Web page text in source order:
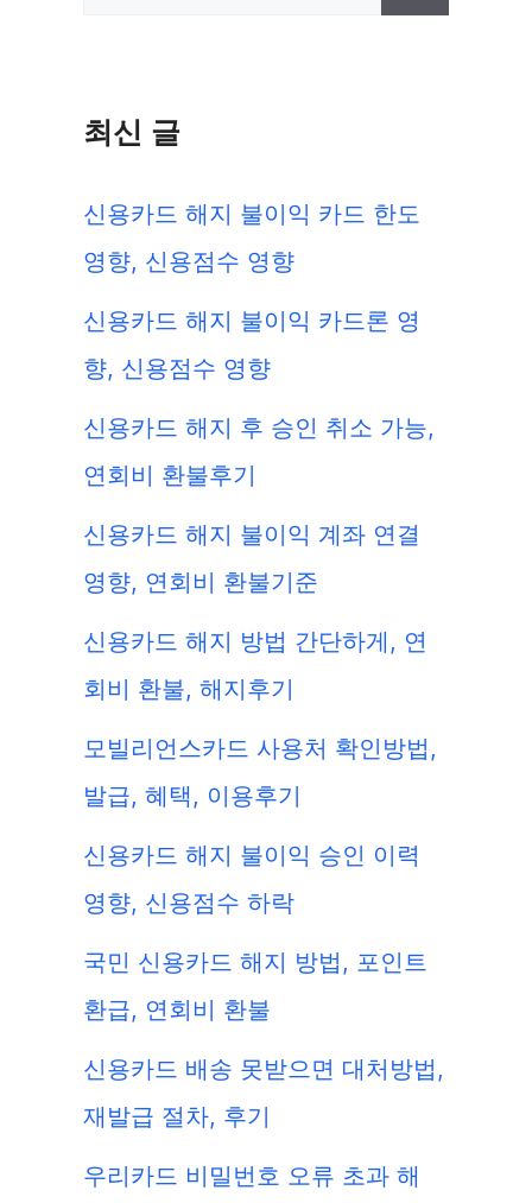
최신 글
신용카드 해지 불이익 카드 한도
영향, 신용점수 영향
신용카드 해지 불이익 카드론 영
향, 신용점수 영향
신용카드 해지 후 승인 취소 가능,
연회비 환불후기
신용카드 해지 불이익 계좌 연결
영향, 연회비 환불기준
신용카드 해지 방법 간단하게, 연
회비 환불, 해지후기
모빌리언스카드 사용처 확인방법,
발급, 혜택, 이용후기
신용카드 해지 불이익 승인 이력
영향, 신용점수 하락
국민 신용카드 해지 방법, 포인트
환급, 연회비 환불
신용카드 배송 못받으면 대처방법,
재발급 절차, 후기
우리카드 비밀번호 오류 초과 해